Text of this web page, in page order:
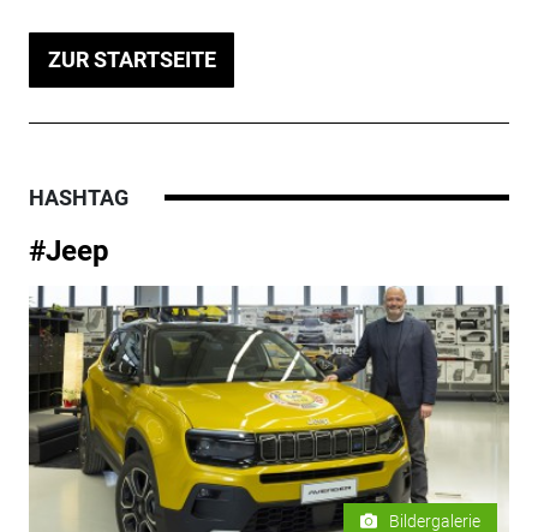
ZUR STARTSEITE
HASHTAG
#Jeep
Bildergalerie